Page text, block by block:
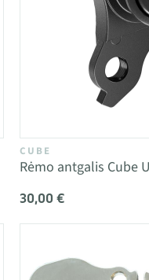
CUBE
Rėmo antgalis Cube
30,00 €